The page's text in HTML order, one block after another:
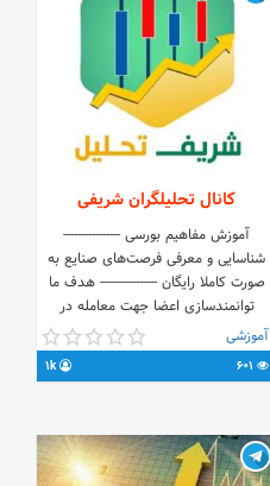
کانال تحلیلگران شریفی
آموزش مفاهیم بورسی ----------------
شناسایی و معرفی فرصت‌های صنایع به
صورت کاملا رایگان ---------------- هدف ما
توانمندسازی اعضا جهت معامله در
بازارهای مالی است. ---------------- پرسش‌ها
و ابهامات خود را در گروه مطرح کنید👇
@shariftahlil1 👆 -----
آموزشی
1k